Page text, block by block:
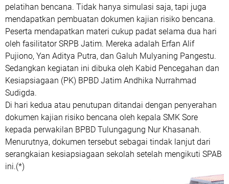
pelatihan bencana. Tidak hanya simulasi saja, tapi juga
mendapatkan pembuatan dokumen kajian risiko bencana.
Peserta mendapatkan materi cukup padat selama dua hari
oleh fasilitator SRPB Jatim. Mereka adalah Erfan Alif
Pujiono, Yan Aditya Putra, dan Galuh Mulyaning Pangestu.
Sedangkan kegiatan ini dibuka oleh Kabid Pencegahan dan
Kesiapsiagaan (PK) BPBD Jatim Andhika Nurrahmad
Sudigda.
Di hari kedua atau penutupan ditandai dengan penyerahan
dokumen kajian risiko bencana oleh kepala SMK Sore
kepada perwakilan BPBD Tulungagung Nur Khasanah.
Menurutnya, dokumen tersebut sebagai tindak lanjut dari
serangkaian kesiapsiagaan sekolah setelah mengikuti SPAB
ini.(*)